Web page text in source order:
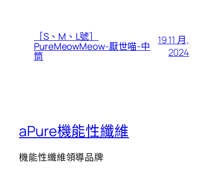
［S、M、L號］
PureMeowMeow-厭世喵-中
筒
19 11 月,
2024
aPure機能性纖維
機能性纖維領導品牌